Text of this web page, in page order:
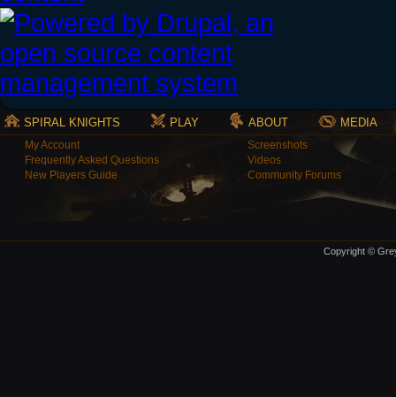
SPIRAL KNIGHTS PLAY ABOUT MEDIA
My Account
Frequently Asked Questions
New Players Guide
Screenshots
Videos
Community Forums
Copyright ©